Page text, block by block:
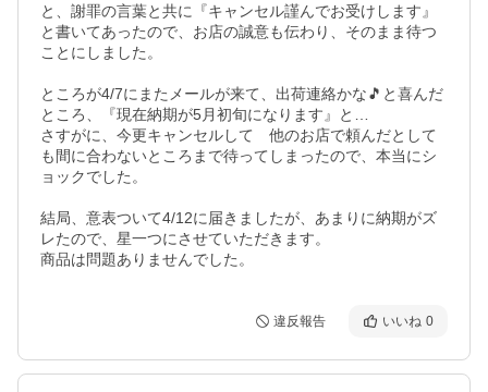
と、謝罪の言葉と共に『キャンセル謹んでお受けします』
と書いてあったので、お店の誠意も伝わり、そのまま待つ
ことにしました。
ところが4/7にまたメールが来て、出荷連絡かな🎵と喜んだ
ところ、『現在納期が5月初旬になります』と…
さすがに、今更キャンセルして　他のお店で頼んだとして
も間に合わないところまで待ってしまったので、本当にシ
ョックでした。
結局、意表ついて4/12に届きましたが、あまりに納期がズ
レたので、星一つにさせていただきます。
商品は問題ありませんでした。
違反報告 いいね 0